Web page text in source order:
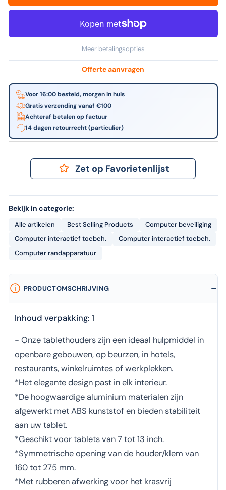
Tablethouder
-
Meer betalingsopties
Offerte aanvragen
Voor 16:00 besteld, morgen in huis
Gratis verzending vanaf €100
Achteraf betalen op factuur
14 dagen retourrecht (particulier)
Zet op Favorietenlijst
Bekijk in categorie:
Alle artikelen Best Selling Products
Computer beveiliging
Computer interactief toebeh.
Computer interactief toebeh.
Computer randapparatuur
PRODUCTOMSCHRIJVING
Inhoud verpakking: 1
- Onze tablethouders zijn een ideaal hulpmiddel in
openbare gebouwen, op beurzen, in hotels,
restaurants, winkelruimtes of werkplekken.
*Het elegante design past in elk interieur.
*De hoogwaardige aluminium materialen zijn
afgewerkt met ABS kunststof en bieden stabiliteit
aan uw tablet.
*Geschikt voor tablets van 7 tot 13 inch.
*Symmetrische opening van de houder/klem van
160 tot 275 mm.
*Met rubberen afwerking voor het krasvrij